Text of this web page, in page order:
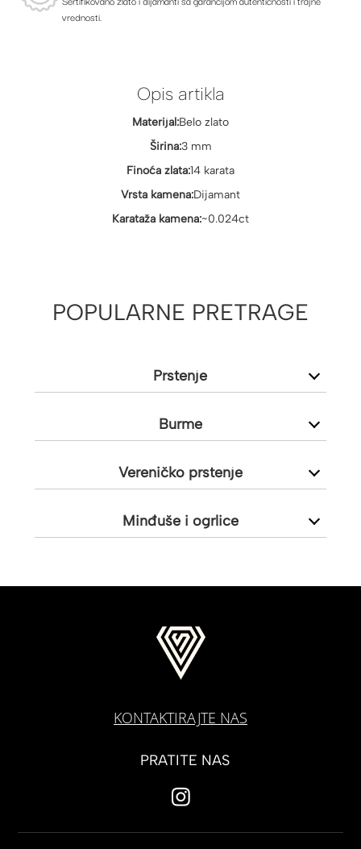
vrednosti.
Opis artikla
Materijal:Belo zlato
Širina:3 mm
Finoća zlata:14 karata
Vrsta kamena:Dijamant
Karataža kamena:~0.024ct
POPULARNE PRETRAGE
Prstenje
Burme
Vereničko prstenje
Minđuše i ogrlice
KONTAKTIRAJTE NAS
PRATITE NAS